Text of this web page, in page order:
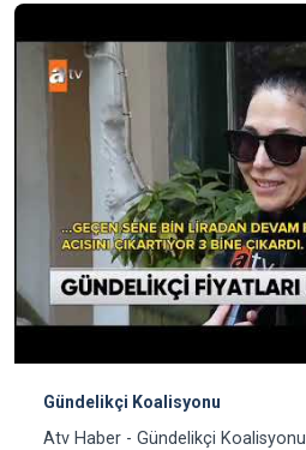
Gündelikçi Koalisyonu
Atv Haber - Gündelikçi Koalisyonu